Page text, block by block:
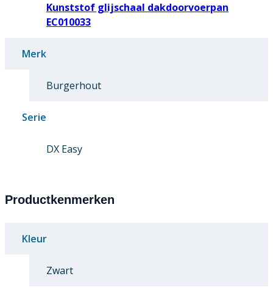
Kunststof glijschaal dakdoorvoerpan
EC010033
Merk
Burgerhout
Serie
DX Easy
Productkenmerken
Kleur
Zwart